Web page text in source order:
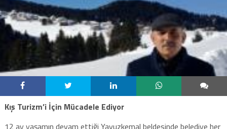
Kış Turizm’i İçin Mücadele Ediyor
12 ay yaşamın devam ettiği Yavuzkemal beldesinde belediye her